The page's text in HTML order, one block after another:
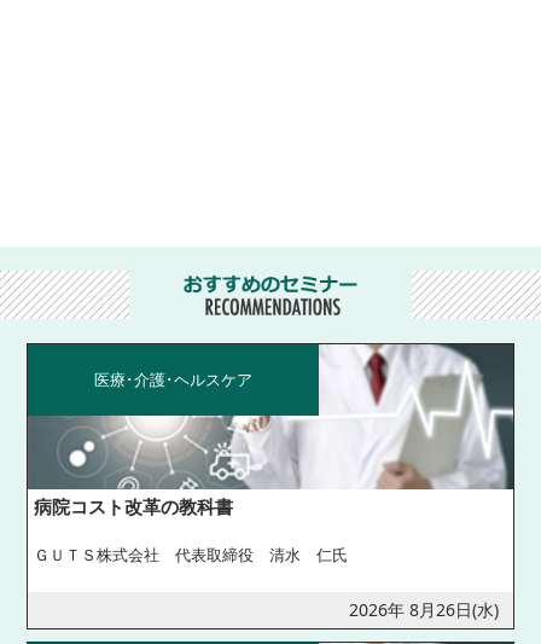
医療･介護･ヘルスケア
病院コスト改革の教科書
ＧＵＴＳ株式会社 代表取締役 清水 仁氏
2026年 8月26日(水)